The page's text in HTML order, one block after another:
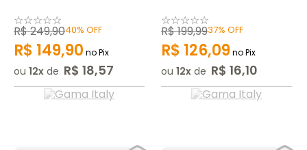
☆☆☆☆☆
R$249,9040% OFF
R$ 149,90 no Pix
ou 12 de R$ 18,57
☆☆☆☆☆
R$199,9937% OFF
R$ 126,09no Pix
ou 12 de R$ 16,10